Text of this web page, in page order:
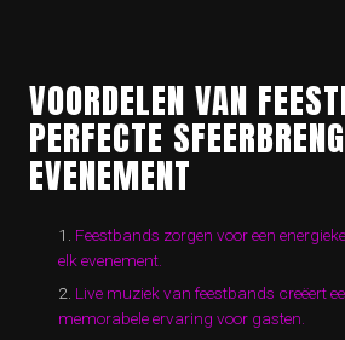
VOORDELEN VAN
PERFECTE
EVENEMENT
Feestbands zorgen voor een
elk evenement.
Live muziek van feestbands creëert
memorabele ervaring voor gasten.